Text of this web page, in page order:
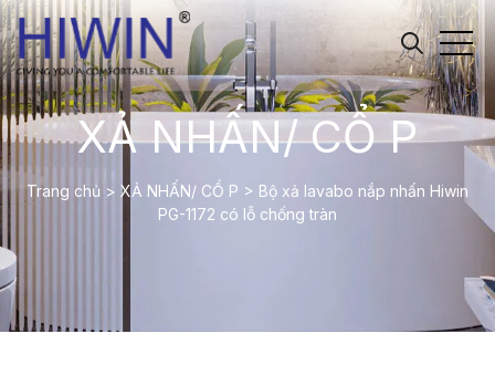
XẢ NHẤN/ CỔ P
Trang chủ > XẢ NHẤN/ CỔ P > Bộ xả lavabo nắp nhấn Hiwin
PG-1172 có lỗ chống tràn